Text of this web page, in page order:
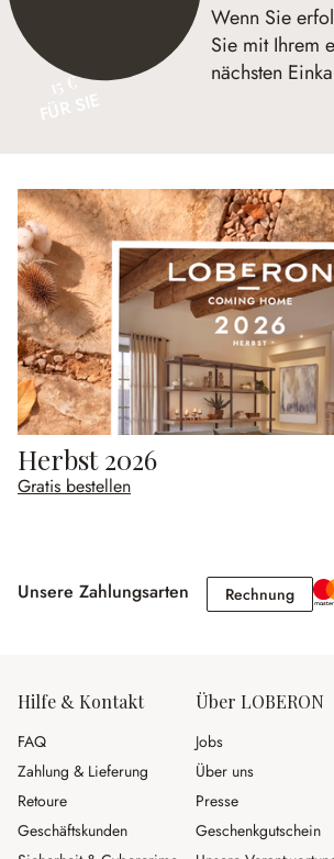
15 €
Wenn Sie
Sie mit Ihrem
nächsten
Herbst 2026
Gratis bestellen
Unsere Zahlungsarten Rechnung
Hilfe & Kontakt
FAQ
Zahlung & Lieferung
Retoure
Geschäftskunden
Über LOBERON
Jobs
Über uns
Presse
Geschenkgutschein